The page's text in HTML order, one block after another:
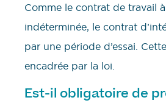
Comme le contrat de travail
indéterminée, le contrat
par une période d’essai.
encadrée par la loi.
Est-il obligatoire de